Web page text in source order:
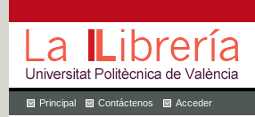
Principal Contáctenos Acceder